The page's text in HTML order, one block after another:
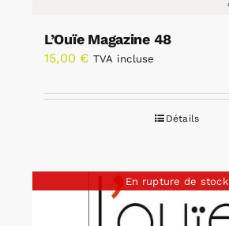
L’Ouïe Magazine 48
15,00 € TVA incluse
Détails
En rupture de stock